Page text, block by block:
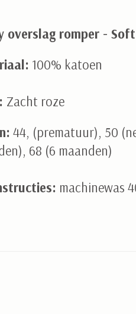
overslag romper -
100% katoen
Zacht roze
44, (prematuur), 50
68 (6 maanden)
machinewas